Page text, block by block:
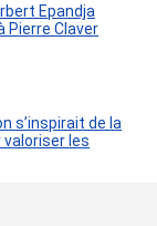
Epandja
Pierre Claver
s’inspirait de la
valoriser les